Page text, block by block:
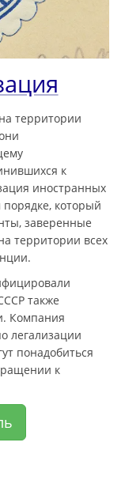
территории
к
иностранных
который
заверенные
территории всех
также
Компания
легализации
понадобиться
к